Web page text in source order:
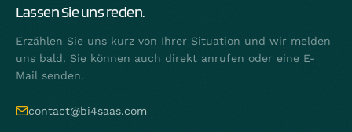
Lassen Sie uns reden.
Erzählen Sie uns kurz von Ihrer Situation und wir melden
uns bald. Sie können auch direkt anrufen oder eine E-
Mail senden.
contact@bi4saas.com